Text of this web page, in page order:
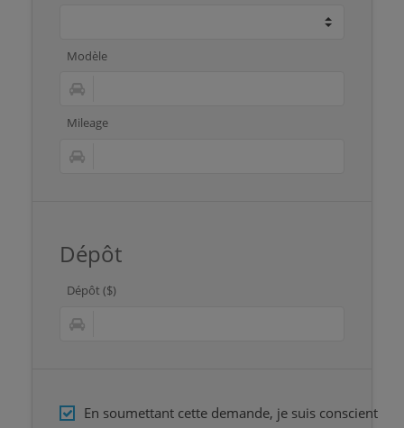
Modèle
Mileage
Dépôt
Dépôt ($)
En soumettant cette demande, je suis conscient